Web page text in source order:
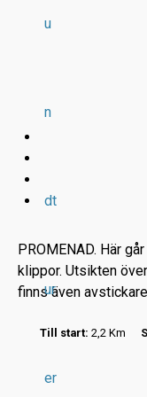
u
n
dt
ur
er
PROMENAD. Här
klippor. Utsikten
finns även
Till start: 2,2 Km